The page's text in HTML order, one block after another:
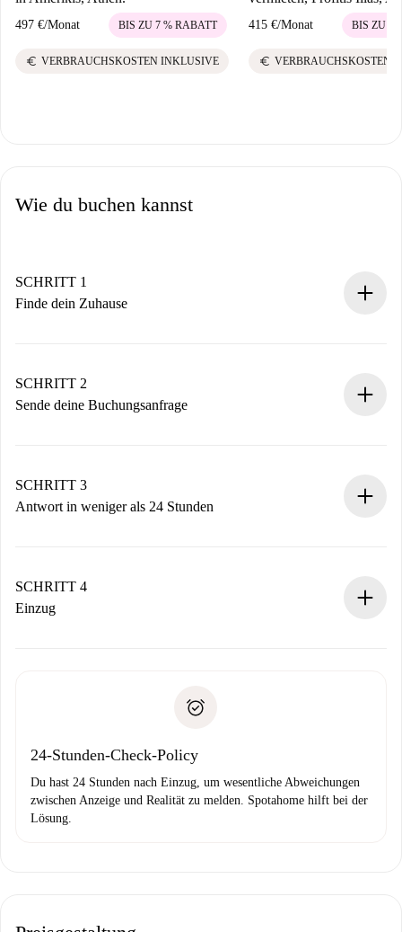
497 €/Monat BIS ZU 7 % RABATT
euro VERBRAUCHSKOSTEN INKLUSIVE
415 €/Monat BIS ZU 7
euro VERBRAUCHSKOSTEN
Wie du buchen kannst
SCHRITT 1
Finde dein Zuhause
Du erhältst alle notwendigen Informationen im Voraus.
SCHRITT 2
Sende deine Buchungsanfrage
Denk daran, dass wir dich erst belasten, wenn der
Vermieter zustimmt.
SCHRITT 3
Antwort in weniger als 24 Stunden
stellen den Kontakt her.
Wenn der Vermieter ablehnen muss, entstehen keine
SCHRITT 4
Einzug
24-Stunden-Check-Policy
Du hast 24 Stunden nach Einzug, um wesentliche Abweichungen
zwischen Anzeige und Realität zu melden. Spotahome hilft bei der
Lösung.